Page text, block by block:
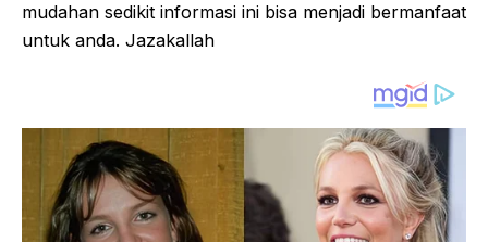
mudahan sedikit informasi ini bisa menjadi bermanfaat
untuk anda. Jazakallah